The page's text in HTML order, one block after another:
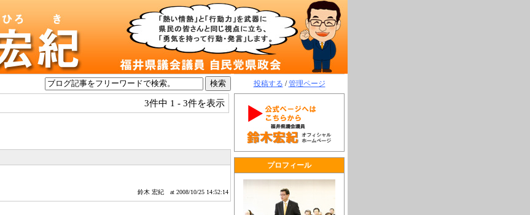
投稿する /管理ページ
プロフィール
3件中 1 - 3件を表示
鈴木 宏紀 at 2008/10/25 14:52:14